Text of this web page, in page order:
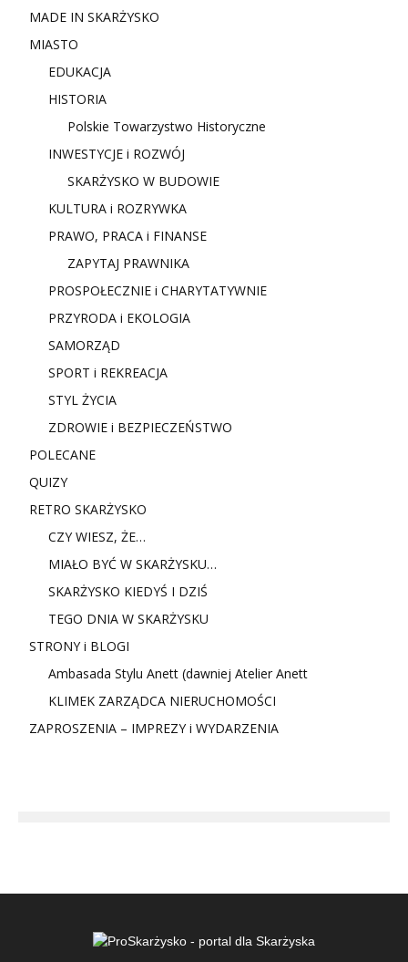
MADE IN SKARŻYSKO
MIASTO
EDUKACJA
HISTORIA
Polskie Towarzystwo Historyczne
INWESTYCJE i ROZWÓJ
SKARŻYSKO W BUDOWIE
KULTURA i ROZRYWKA
PRAWO, PRACA i FINANSE
ZAPYTAJ PRAWNIKA
PROSPOŁECZNIE i CHARYTATYWNIE
PRZYRODA i EKOLOGIA
SAMORZĄD
SPORT i REKREACJA
STYL ŻYCIA
ZDROWIE i BEZPIECZEŃSTWO
POLECANE
QUIZY
RETRO SKARŻYSKO
CZY WIESZ, ŻE…
MIAŁO BYĆ W SKARŻYSKU…
SKARŻYSKO KIEDYŚ I DZIŚ
TEGO DNIA W SKARŻYSKU
STRONY i BLOGI
Ambasada Stylu Anett (dawniej Atelier Anett
KLIMEK ZARZĄDCA NIERUCHOMOŚCI
ZAPROSZENIA – IMPREZY i WYDARZENIA